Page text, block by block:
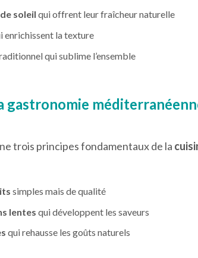
soleil qui offrent leur fraîcheur naturelle
enrichissent la texture
qui sublime l’ensemble
gastronomie
trois principes fondamentaux de la
simples mais de qualité
lentes qui développent les saveurs
qui rehausse les goûts naturels